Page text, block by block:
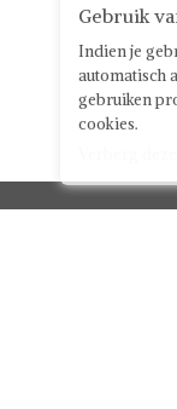
Gebruik
Indien je
automatisch
gebruiken
cookies.